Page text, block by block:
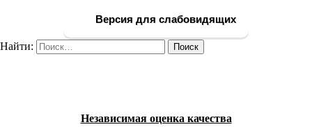
Версия для слабовидящих
Найти:
Независимая оценка качества